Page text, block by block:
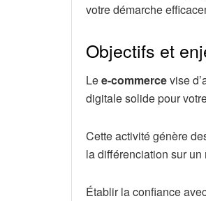
votre démarche
Objectifs et
Lee-commercevise
digitale solide pour
Cette activité génère
la différenciation sur
Établir la confiance